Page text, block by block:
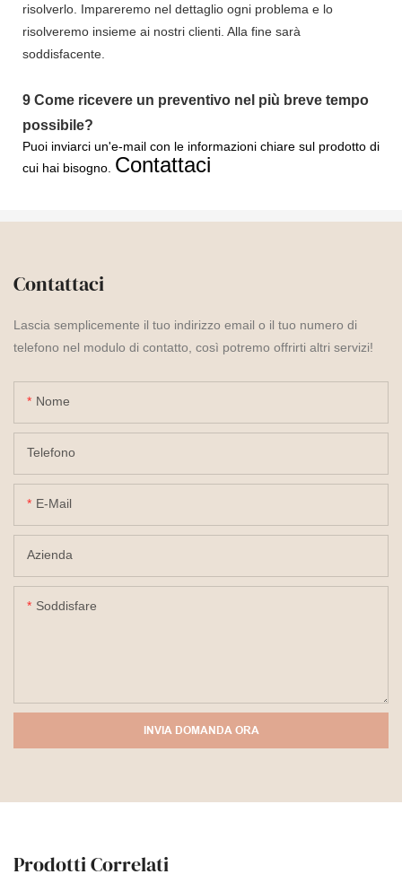
risolverlo. Impareremo nel dettaglio ogni problema e lo
risolveremo insieme ai nostri clienti. Alla fine sarà
soddisfacente.
9 Come ricevere un preventivo nel più breve tempo
possibile?
Puoi inviarci un'e-mail con le informazioni chiare sul prodotto di
cui hai bisogno. Contattaci
Contattaci
Lascia semplicemente il tuo indirizzo email o il tuo numero di
telefono nel modulo di contatto, così potremo offrirti altri servizi!
Nome
Telefono
E-Mail
Azienda
Soddisfare
INVIA DOMANDA ORA
Prodotti Correlati